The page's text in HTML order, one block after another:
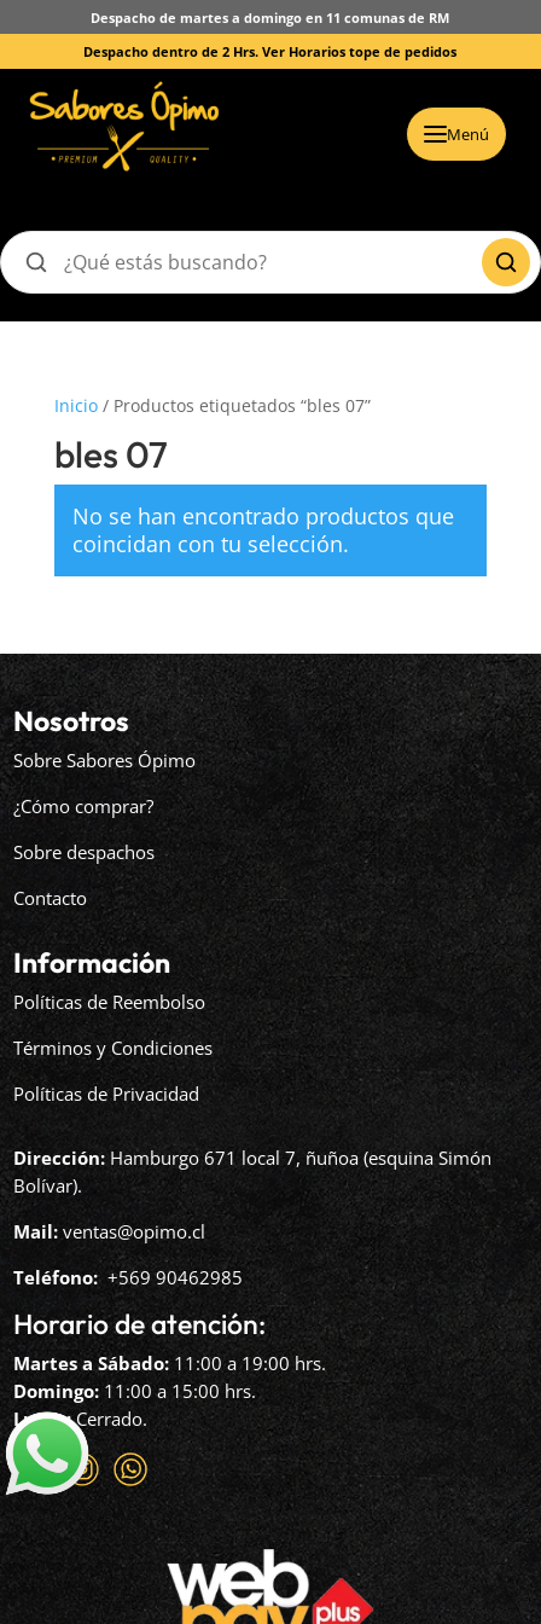
Despacho de martes a domingo en 11 comunas de RM
Despacho dentro de 2 Hrs.Ver Horarios tope de pedidos
Menú
Buscar
Inicio/ Productos etiquetados “bles 07”
bles 07
No se han encontrado productos que
coincidan con tu selección.
Nosotros
Sobre Sabores Ópimo
¿Cómo comprar?
Sobre despachos
Contacto
Información
Políticas de Reembolso
Términos y Condiciones
Políticas de Privacidad
Dirección: Hamburgo 671 local 7, ñuñoa (esquina Simón
Bolívar).
Mail: ventas@opimo.cl
Teléfono: ‪+569 90462985‬
Horario de atención:
Martes a Sábado: 11:00 a 19:00 hrs.
Domingo: 11:00 a 15:00 hrs.
Lunes:Cerrado.